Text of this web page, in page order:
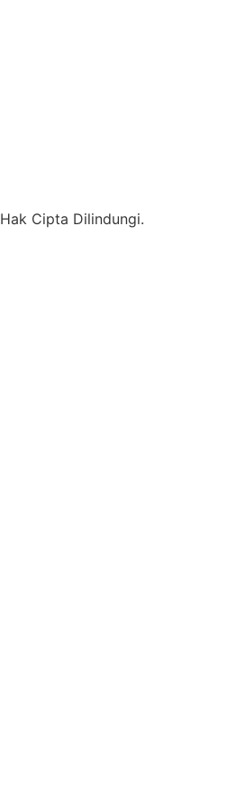
Hak Cipta Dilindungi.